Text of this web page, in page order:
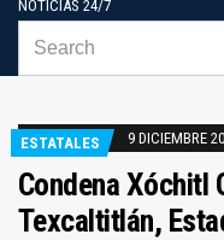
NOTICIAS 24/7
ESTATALES 9 DICIEMBRE
Condena Xóchitl
Texcaltitlán,